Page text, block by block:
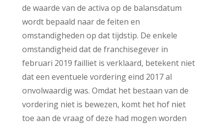
de waarde van de activa op de balansdatum
wordt bepaald naar de feiten en
omstandigheden op dat tijdstip. De enkele
omstandigheid dat de franchisegever in
februari 2019 failliet is verklaard, betekent niet
dat een eventuele vordering eind 2017 al
onvolwaardig was. Omdat het bestaan van de
vordering niet is bewezen, komt het hof niet
toe aan de vraag of deze had mogen worden